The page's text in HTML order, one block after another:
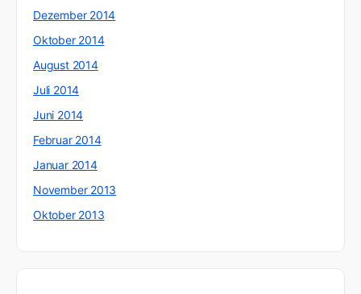
Dezember 2014
Oktober 2014
August 2014
Juli 2014
Juni 2014
Februar 2014
Januar 2014
November 2013
Oktober 2013